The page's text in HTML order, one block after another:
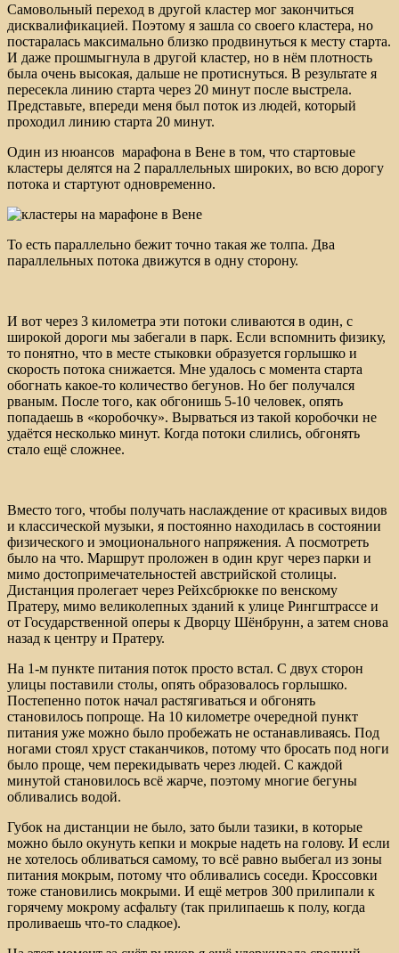
Самовольный переход в другой кластер мог закончиться
дисквалификацией. Поэтому я зашла со своего кластера, но
постаралась максимально близко продвинуться к месту старта.
И даже прошмыгнула в другой кластер, но в нём плотность
была очень высокая, дальше не протиснуться. В результате я
пересекла линию старта через 20 минут после выстрела.
Представьте, впереди меня был поток из людей, который
проходил линию старта 20 минут.
Один из нюансов марафона в Вене в том, что стартовые
кластеры делятся на 2 параллельных широких, во всю дорогу
потока и стартуют одновременно.
То есть параллельно бежит точно такая же толпа. Два
параллельных потока движутся в одну сторону.
И вот через 3 километра эти потоки сливаются в один, с
широкой дороги мы забегали в парк. Если вспомнить физику,
то понятно, что в месте стыковки образуется горлышко и
скорость потока снижается. Мне удалось с момента старта
обогнать какое-то количество бегунов. Но бег получался
рваным. После того, как обгонишь 5-10 человек, опять
попадаешь в «коробочку». Вырваться из такой коробочки не
удаётся несколько минут. Когда потоки слились, обгонять
стало ещё сложнее.
Вместо того, чтобы получать наслаждение от красивых видов
и классической музыки, я постоянно находилась в состоянии
физического и эмоционального напряжения. А посмотреть
было на что. Маршрут проложен в один круг через парки и
мимо достопримечательностей австрийской столицы.
Дистанция пролегает через Рейхсбрюкке по венскому
Пратеру, мимо великолепных зданий к улице Рингштрассе и
от Государственной оперы к Дворцу Шёнбрунн, а затем снова
назад к центру и Пратеру.
На 1-м пункте питания поток просто встал. С двух сторон
улицы поставили столы, опять образовалось горлышко.
Постепенно поток начал растягиваться и обгонять
становилось попроще. На 10 километре очередной пункт
питания уже можно было пробежать не останавливаясь. Под
ногами стоял хруст стаканчиков, потому что бросать под ноги
было проще, чем перекидывать через людей. С каждой
минутой становилось всё жарче, поэтому многие бегуны
обливались водой.
Губок на дистанции не было, зато были тазики, в которые
можно было окунуть кепки и мокрые надеть на голову. И если
не хотелось обливаться самому, то всё равно выбегал из зоны
питания мокрым, потому что обливались соседи. Кроссовки
тоже становились мокрыми. И ещё метров 300 прилипали к
горячему мокрому асфальту (так прилипаешь к полу, когда
проливаешь что-то сладкое).